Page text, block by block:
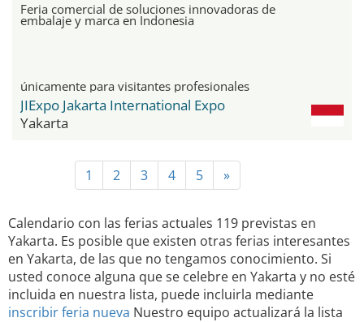
Feria comercial de soluciones innovadoras de
embalaje y marca en Indonesia
únicamente para visitantes profesionales
JIExpo Jakarta International Expo
Yakarta
1 2 3 4 5 »
Calendario con las ferias actuales 119 previstas en
Yakarta. Es posible que existen otras ferias interesantes
en Yakarta, de las que no tengamos conocimiento. Si
usted conoce alguna que se celebre en Yakarta y no esté
incluida en nuestra lista, puede incluirla mediante
inscribir feria nueva Nuestro equipo actualizará la lista